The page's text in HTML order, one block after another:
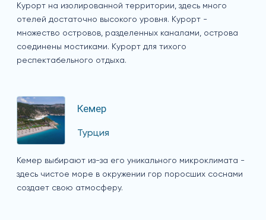
Курорт на изолированной территории, здесь много
отелей достаточно высокого уровня. Курорт -
множество островов, разделенных каналами, острова
соединены мостиками. Курорт для тихого
респектабельного отдыха.
Кемер
Турция
Кемер выбирают из-за его уникального микроклимата -
здесь чистое море в окружении гор поросших соснами
создает свою атмосферу.